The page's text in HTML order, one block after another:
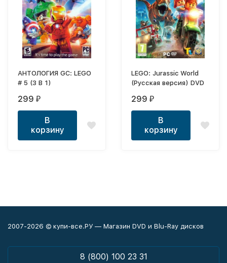
АНТОЛОГИЯ GC: LEGO
# 5 (3 В 1)
299 ₽
В
корзину
LEGO: Jurassic World
(Русская версия) DVD
299 ₽
В
корзину
2007-2026 © купи-все.РУ — Магазин DVD и Blu-Ray дисков
8 (800) 100 23 31